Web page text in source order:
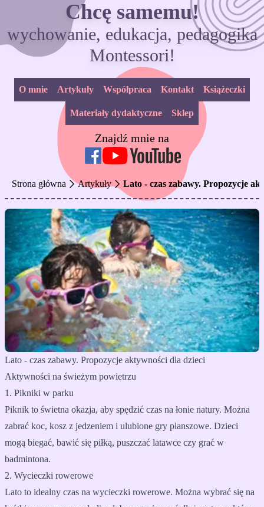
Chcę samemu!
wychowanie, edukacja, pedagogika
Montessori!
O mnie Artykuły Współpraca Kontakt Książeczki
Materiały dydaktyczne Sklep
Znajdź mnie na
Strona główna Artykuły Lato - czas zabawy. Propozycje
Lato - czas zabawy. Propozycje aktywności dla dzieci
Aktywności na świeżym powietrzu
1. Pikniki w parku
Piknik to świetna okazja, aby spędzić czas na łonie natury. Można
zabrać koc, kosz z jedzeniem i ulubione gry planszowe. Dzieci
mogą biegać, bawić się piłką, puszczać latawce czy grać w
badmintona.
2. Wycieczki rowerowe
Lato to idealny czas na wycieczki rowerowe. Można wybrać się na